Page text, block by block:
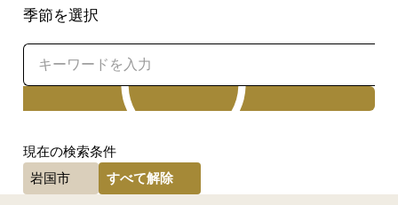
季節を選択
現在の検索条件
岩国市
すべて解除